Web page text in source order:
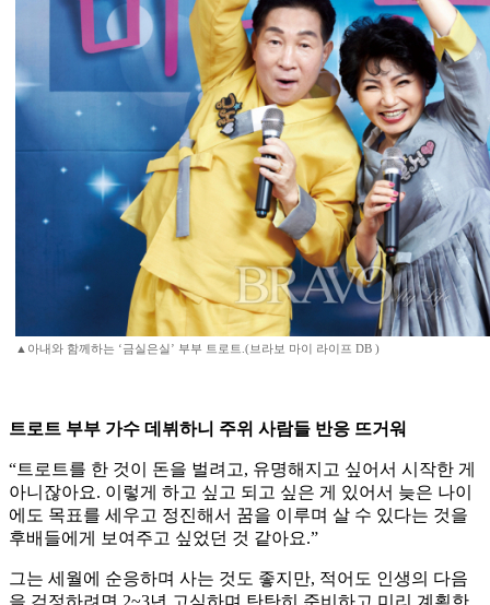
▲아내와 함께하는 ‘금실은실’ 부부 트로트.(브라보 마이 라이프 DB )
트로트 부부 가수 데뷔하니 주위 사람들 반응 뜨거워
“트로트를 한 것이 돈을 벌려고, 유명해지고 싶어서 시작한 게
아니잖아요. 이렇게 하고 싶고 되고 싶은 게 있어서 늦은 나이
에도 목표를 세우고 정진해서 꿈을 이루며 살 수 있다는 것을
후배들에게 보여주고 싶었던 것 같아요.”
그는 세월에 순응하며 사는 것도 좋지만, 적어도 인생의 다음